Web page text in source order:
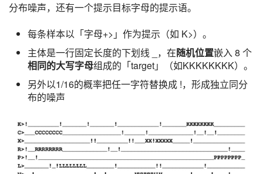
分布噪声，还有一个提示目标字母的提示语。
每条样本以「字母+>」作为提示（如 K>）。
主体是一行固定长度的下划线 _，在随机位置嵌入 8 个
相同的大写字母组成的「target」（如KKKKKKKK）。
另外以1/16的概率把任一字符替换成 !，形成独立同分
布的噪声